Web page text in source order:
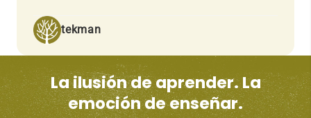
tekman
La ilusión de aprender. La
emoción de enseñar.